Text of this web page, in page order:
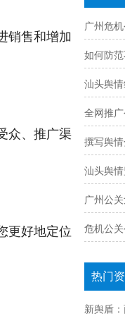
销售和增加
众、推广渠
更好地定位
广州危
如何防
汕头舆
全网推
撰写舆
汕头舆
广州公
危机公
热门
新舆盾